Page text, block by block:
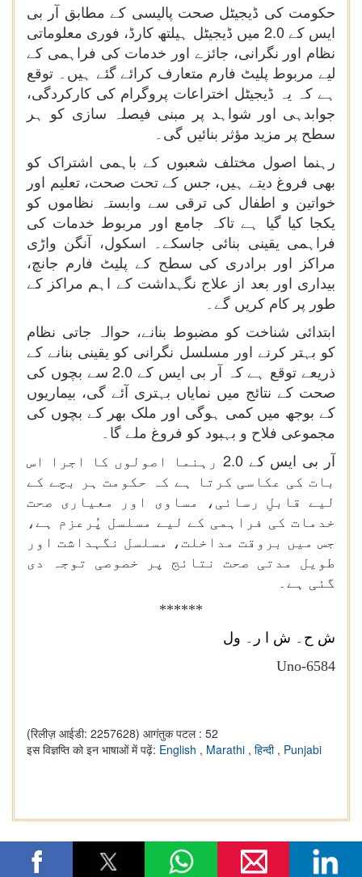
حکومت کی ڈیجیٹل صحت پالیسی کے مطابق آر بی
ایس کے 2.0 میں ڈیجیٹل ہیلتھ کارڈ، فوری معلوماتی
نظام اور نگرانی، جائزے اور خدمات کی فراہمی کے
لیے مربوط پلیٹ فارم متعارف کرائے گئے ہیں۔ توقع
ہے کہ یہ ڈیجیٹل اختراعات پروگرام کی کارکردگی،
جوابدہی اور شواہد پر مبنی فیصلہ سازی کو ہر
سطح پر مزید مؤثر بنائیں گی۔
رہنما اصول مختلف شعبوں کے باہمی اشتراک کو
بھی فروغ دیتے ہیں، جس کے تحت صحت، تعلیم اور
خواتین و اطفال کی ترقی سے وابستہ نظاموں کو
یکجا کیا گیا ہے تاکہ جامع اور مربوط خدمات کی
فراہمی یقینی بنائی جاسکے۔ اسکول، آنگن واڑی
مراکز اور برادری کی سطح کے پلیٹ فارم جانچ،
بیداری اور بعد از علاج نگہداشت کے اہم مراکز کے
طور پر کام کریں گے۔
ابتدائی شناخت کو مضبوط بنانے، حوالہ جاتی نظام
کو بہتر کرنے اور مسلسل نگرانی کو یقینی بنانے کے
ذریعے توقع ہے کہ آر بی ایس کے 2.0 سے بچوں کی
صحت کے نتائج میں نمایاں بہتری آئے گی، بیماریوں
کے بوجھ میں کمی ہوگی اور ملک بھر کے بچوں کی
مجموعی فلاح و بہبود کو فروغ ملے گا۔
آر بی ایس کے 2.0 رہنما اصولوں کا اجرا اس
بات کی عکاسی کرتا ہے کہ حکومت ہر بچے کے
لیے قابلِ رسائی، مساوی اور معیاری صحت
خدمات کی فراہمی کے لیے مسلسل پُرعزم ہے،
جس میں بروقت مداخلت، مسلسل نگہداشت اور
طویل مدتی صحت نتائج پر خصوصی توجہ دی
گئی ہے۔
******
ش ح۔ ش ا ر۔ ول
Uno-6584
(रिलीज़ आईडी: 2257628) आगंतुक पटल : 52
इस विज्ञप्ति को इन भाषाओं में पढ़ें: English , Marathi , हिन्दी , Punjabi